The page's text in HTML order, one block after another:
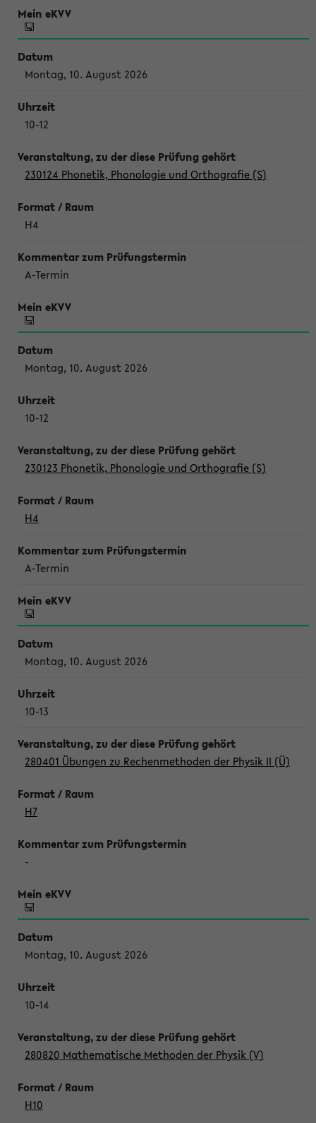
Montag, 10. August 2026
10-12
230124 Phonetik, Phonologie und Orthografie (S)
H4
A-Termin
Montag, 10. August 2026
10-12
230123 Phonetik, Phonologie und Orthografie (S)
H4
A-Termin
Montag, 10. August 2026
10-13
280401 Übungen zu Rechenmethoden der Physik II (Ü)
H7
-
Montag, 10. August 2026
10-14
280820 Mathematische Methoden der Physik (V)
H10